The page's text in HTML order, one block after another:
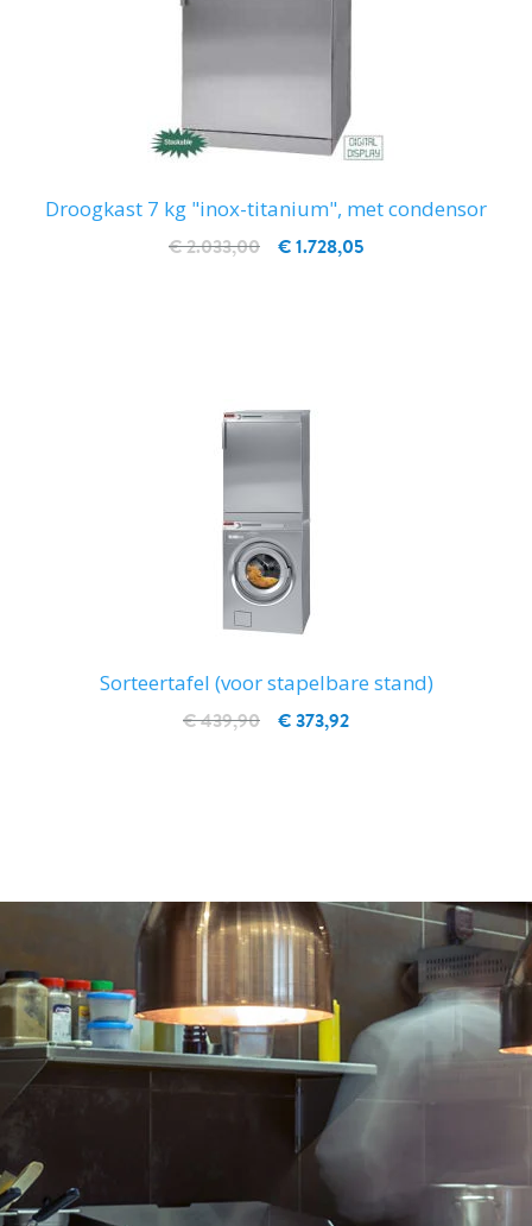
Droogkast 7 kg "inox-titanium", met condensor
€ 1.728,05
€ 2.033,00
Sorteertafel (voor stapelbare stand)
€ 373,92
€ 439,90